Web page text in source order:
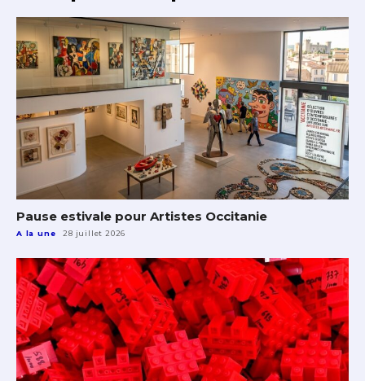
Pause estivale pour Artistes Occitanie
A la une 28 juillet 2026